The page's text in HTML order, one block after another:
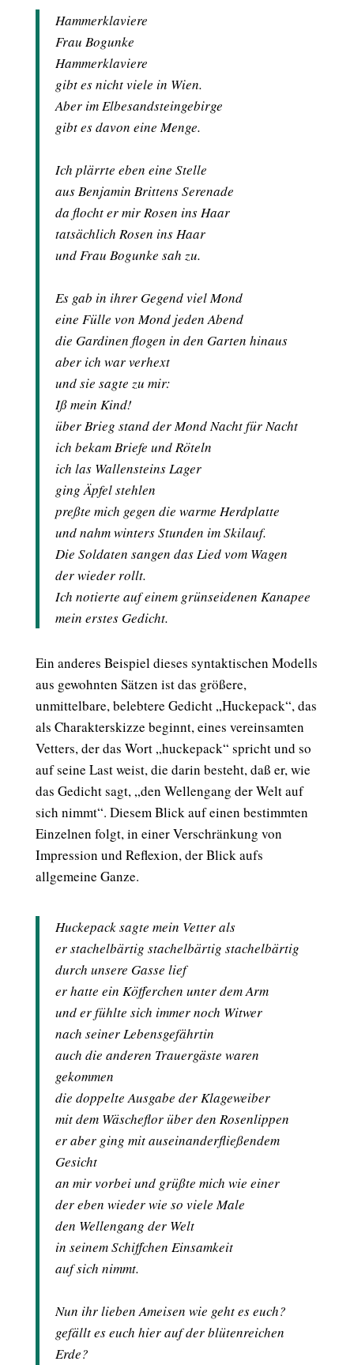
Hammerklaviere
Frau Bogunke
Hammerklaviere
gibt es nicht viele in Wien.
Aber im Elbesandsteingebirge
gibt es davon eine Menge.
Ich plärrte eben eine Stelle
aus Benjamin Brittens Serenade
da flocht er mir Rosen ins Haar
tatsächlich Rosen ins Haar
und Frau Bogunke sah zu.
Es gab in ihrer Gegend viel Mond
eine Fülle von Mond jeden Abend
die Gardinen flogen in den Garten hinaus
aber ich war verhext
und sie sagte zu mir:
Iß mein Kind!
über Brieg stand der Mond Nacht für Nacht
ich bekam Briefe und Röteln
ich las Wallensteins Lager
ging Äpfel stehlen
preßte mich gegen die warme Herdplatte
und nahm winters Stunden im Skilauf.
Die Soldaten sangen das Lied vom Wagen
der wieder rollt.
Ich notierte auf einem grünseidenen Kanapee
mein erstes Gedicht.
Ein anderes Beispiel dieses syntaktischen Modells
aus gewohnten Sätzen ist das größere,
unmittelbare, belebtere Gedicht „Huckepack“, das
als Charakterskizze beginnt, eines vereinsamten
Vetters, der das Wort „huckepack“ spricht und so
auf seine Last weist, die darin besteht, daß er, wie
das Gedicht sagt, „den Wellengang der Welt auf
sich nimmt“. Diesem Blick auf einen bestimmten
Einzelnen folgt, in einer Verschränkung von
Impression und Reflexion, der Blick aufs
allgemeine Ganze.
Huckepack sagte mein Vetter als
er stachelbärtig stachelbärtig stachelbärtig
durch unsere Gasse lief
er hatte ein Köfferchen unter dem Arm
und er fühlte sich immer noch Witwer
nach seiner Lebensgefährtin
auch die anderen Trauergäste waren
gekommen
die doppelte Ausgabe der Klageweiber
mit dem Wäscheflor über den Rosenlippen
er aber ging mit auseinanderfließendem
Gesicht
an mir vorbei und grüßte mich wie einer
der eben wieder wie so viele Male
den Wellengang der Welt
in seinem Schiffchen Einsamkeit
auf sich nimmt.
Nun ihr lieben Ameisen wie geht es euch?
gefällt es euch hier auf der blütenreichen
Erde?